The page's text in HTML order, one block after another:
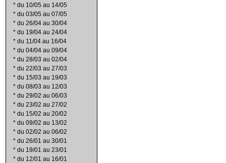
* du 10/05 au 14/05
* du 03/05 au 07/05
* du 26/04 au 30/04
* du 19/04 au 24/04
* du 11/04 au 16/04
* du 04/04 au 09/04
* du 28/03 au 02/04
* du 22/03 au 27/03
* du 15/03 au 19/03
* du 08/03 au 12/03
* du 29/02 au 06/03
* du 23/02 au 27/02
* du 15/02 au 20/02
* du 09/02 au 13/02
* du 02/02 au 06/02
* du 26/01 au 30/01
* du 19/01 au 23/01
* du 12/01 au 16/01